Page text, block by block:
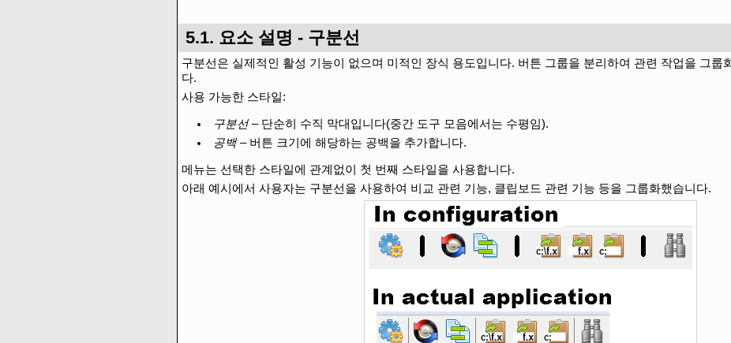
5.1. 요소 설명 - 구분선
구분선은 실제적인 활성 기능이 없으며 미적인 장식 용도입니다. 버튼 그룹을 분리하여 관련 작업을 그룹
다.
사용 가능한 스타일:
구분선– 단순히 수직 막대입니다(중간 도구 모음에서는 수평임).
공백– 버튼 크기에 해당하는 공백을 추가합니다.
메뉴는 선택한 스타일에 관계없이 첫 번째 스타일을 사용합니다.
아래 예시에서 사용자는 구분선을 사용하여 비교 관련 기능, 클립보드 관련 기능 등을 그룹화했습니다.